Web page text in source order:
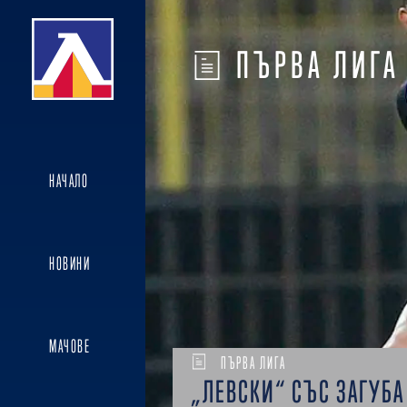
НАЧАЛО
НОВИНИ
МАЧОВЕ
ПЪРВА ЛИГА
ПЪРВА ЛИГА
„ЛЕВСКИ“ СЪС